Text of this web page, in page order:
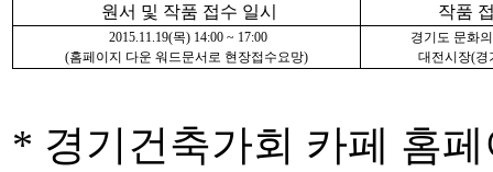
원서 및 작품 접수 일시 작품
2015.11.19(목) 14:00 ~ 17:00
(홈페이지 다운 워드문서로 현장접수요망)
경기도 문화
대전시장(경
* 경기건축가회 카페 홈